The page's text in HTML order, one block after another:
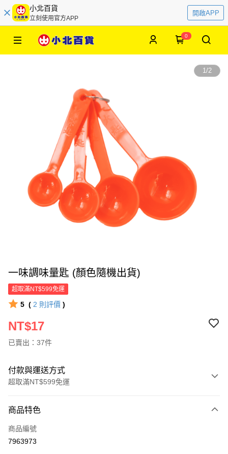
小北百貨
立刻使用官方APP
開啟APP
0
1/2
一味調味量匙 (顏色隨機出貨)
超取滿NT$599免運
5 ( 2 則評價 )
NT$17
已賣出：37件
付款與運送方式
超取滿NT$599免運
信用卡一次付款
超商取貨付款
商品特色
商品編號
7963973